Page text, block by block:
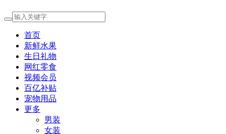
首页
新鲜水果
生日礼物
网红零食
视频会员
百亿补贴
宠物用品
更多
男装
女装